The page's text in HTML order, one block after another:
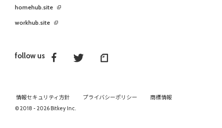
follow us
homehub.site
workhub.site
情報セキュリティ方針 プライバシーポリシー
商標情報
© 2018 - 2026 Bitkey Inc.